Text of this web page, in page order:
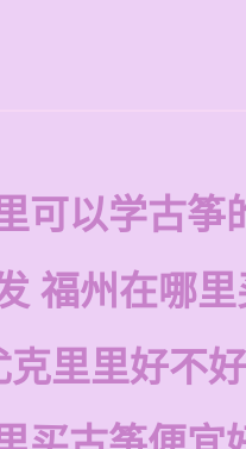
可以学古筝
福州在哪
克里里好不好